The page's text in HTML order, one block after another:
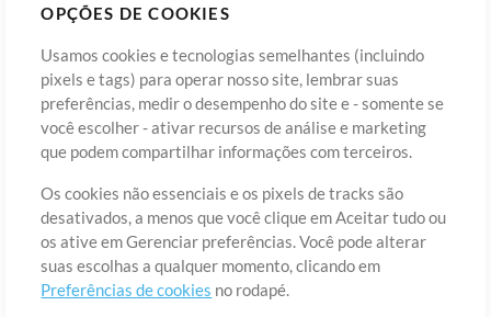
OPÇÕES DE COOKIES
Usamos cookies e tecnologias semelhantes (incluindo
pixels e tags) para operar nosso site, lembrar suas
preferências, medir o desempenho do site e - somente se
você escolher - ativar recursos de análise e marketing
que podem compartilhar informações com terceiros.
Os cookies não essenciais e os pixels de tracks são
desativados, a menos que você clique em Aceitar tudo ou
os ative em Gerenciar preferências. Você pode alterar
suas escolhas a qualquer momento, clicando em
Preferências de cookies no rodapé.
Cadastre-seEsqueceu sua senha?
Termos de Uso Política de Privacidade
Preferências de
Contato
©2006-2026 por MultiTracks LLC. Todos os Direitos Reservados.